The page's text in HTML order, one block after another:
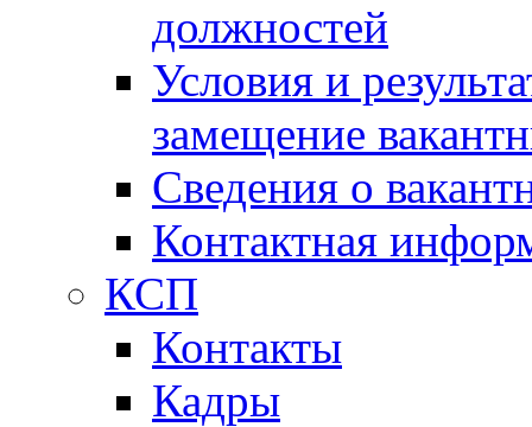
должностей
Условия и
замещение
Сведения о
Контактная
КСП
Контакты
Кадры